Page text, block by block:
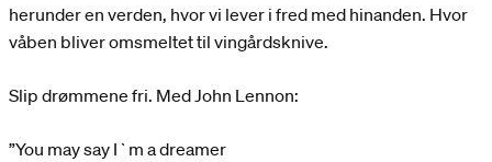
herunder en verden, hvor vi lever i fred med hinanden. Hvor
våben bliver omsmeltet til vingårdsknive.
Slip drømmene fri. Med John Lennon:
”You may say I`m a dreamer